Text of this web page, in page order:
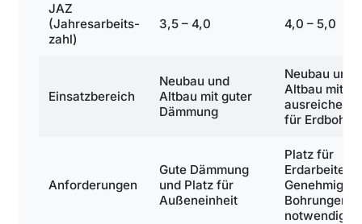
JAZ
(Jahresarbeits­
zahl)
3,5 – 4,0 4,0 – 5,0
Einsatzbereich
Neubau und
Altbau mit guter
Dämmung
Neubau und
Altbau mit
ausreichend
für
Anforderungen
Gute Dämmung
und Platz für
Außeneinheit
Platz für
Erdarbeiten,
Bohrungen
notwendig